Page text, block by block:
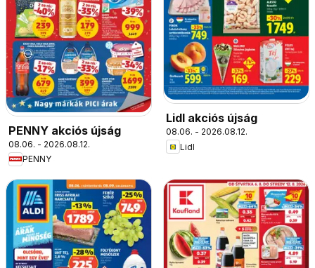
PENNY akciós újság
08.06. - 2026.08.12.
PENNY
Lidl akciós újság
08.06. - 2026.08.12.
Lidl